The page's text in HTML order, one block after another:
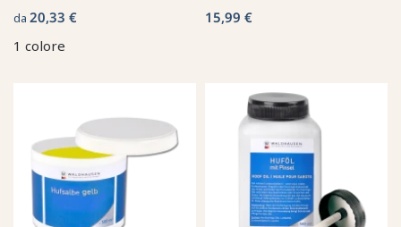
da 20,33 €
1 colore
15,99 €